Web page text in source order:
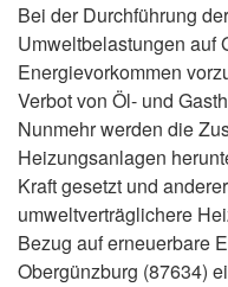
Bei der Durchführung
Umweltbelastungen auf
Energievorkommen
Verbot von Öl- und
Nunmehr werden die
Heizungsanlagen
Kraft gesetzt und
umweltverträglichere
Bezug auf erneuerbare
Obergünzburg (87634)